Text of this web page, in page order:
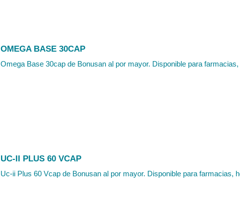
OMEGA BASE 30CAP
Omega Base 30cap de Bonusan al por mayor. Disponible para
UC-II PLUS 60 VCAP
Uc-ii Plus 60 Vcap de Bonusan al por mayor. Disponible para farmacias,